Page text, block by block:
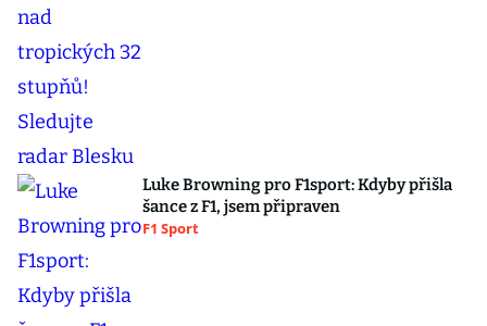
Luke Browning pro F1sport: Kdyby přišla
šance z F1, jsem připraven
F1 Sport